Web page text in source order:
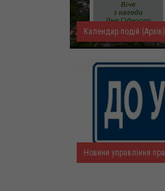
Календар подій (Архів)